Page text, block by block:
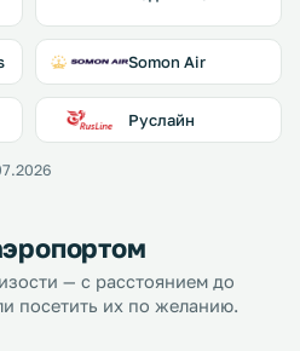
Somon Air
Руслайн
— с расстоянием до
посетить их по желанию.